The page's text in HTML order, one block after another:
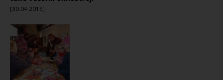
[30.04.2015]